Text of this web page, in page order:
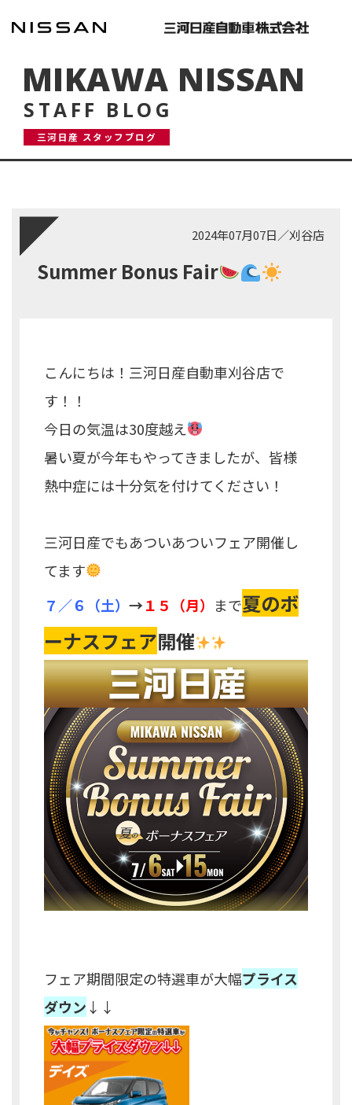
MIKAWA NISSAN
STAFF BLOG
三河日産 スタッフブログ
2024年07月07日／刈谷店
Summer Bonus Fair
こんにちは！三河日産自動車刈谷店で
す！！
今日の気温は30度越え
暑い夏が今年もやってきましたが、皆様
熱中症には十分気を付けてください！
三河日産でもあついあついフェア開催し
てます
７／６（土） →１５（月） まで夏のボ
ーナスフェア開催
フェア期間限定の特選車が大幅プライス
ダウン↓↓